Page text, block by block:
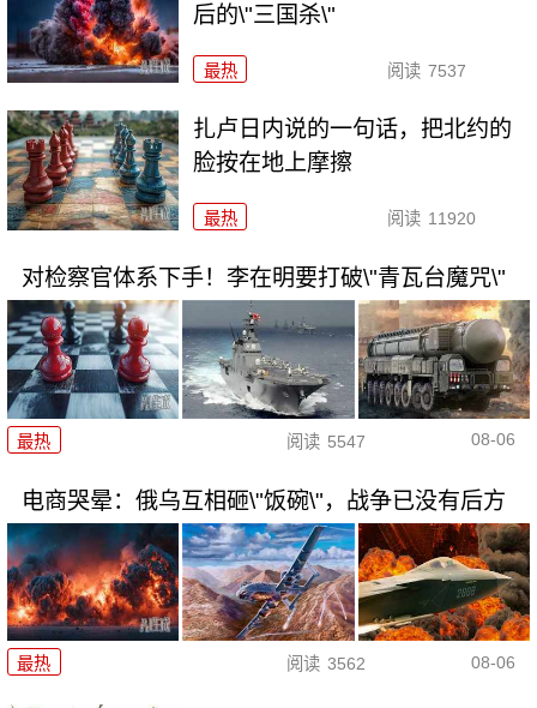
后的\"三国杀\"
最热 阅读 7537
扎卢日内说的一句话，把北约的
脸按在地上摩擦
最热 阅读 11920
对检察官体系下手！李在明要打破\"青瓦台魔咒\"
最热 阅读 5547 08-06
电商哭晕：俄乌互相砸\"饭碗\"，战争已没有后方
最热 阅读 3562 08-06